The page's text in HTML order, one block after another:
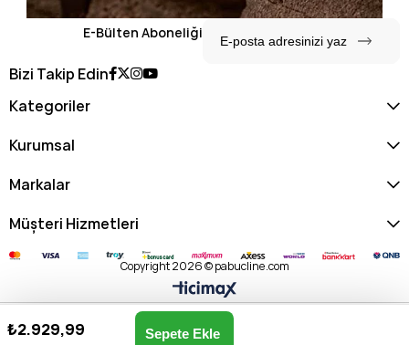
E-Bülten Aboneliği
Bizi Takip Edin
Kategoriler
Kurumsal
Markalar
Müşteri Hizmetleri
Copyright 2026 © pabucline.com
Oliver Erkek Sneaker Günlük Ayakkabı 112230193 M-SİYAH
₺2.929,99
Anasayfa Favorilerim